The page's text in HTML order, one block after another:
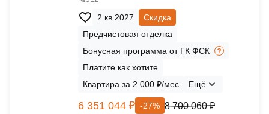
2 кв 2027
Скидка
Предчистовая отделка
Бонусная программа от ГК ФСК
Платите как хотите
Квартира за 2 000 ₽/мес
Ещё
6 351 044 ₽ -27% 8 700 060 ₽